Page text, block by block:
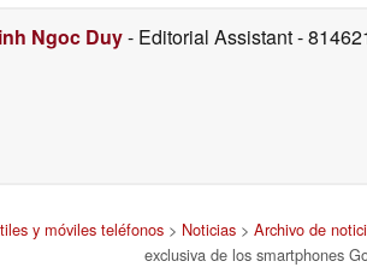
Ngoc Duy- Editorial Assistant-
y móviles teléfonos> Noticias> Archivo de
exclusiva de los smartphones